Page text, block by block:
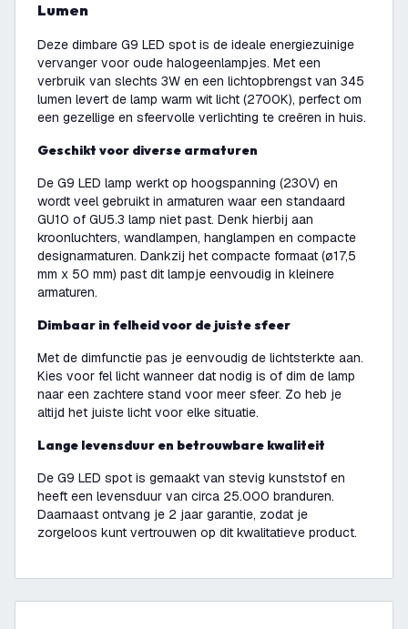
Lumen
Deze dimbare G9 LED spot is de ideale energiezuinige
vervanger voor oude halogeenlampjes. Met een
verbruik van slechts 3W en een lichtopbrengst van 345
lumen levert de lamp warm wit licht (2700K), perfect om
een gezellige en sfeervolle verlichting te creëren in huis.
Geschikt voor diverse armaturen
De G9 LED lamp werkt op hoogspanning (230V) en
wordt veel gebruikt in armaturen waar een standaard
GU10 of GU5.3 lamp niet past. Denk hierbij aan
kroonluchters, wandlampen, hanglampen en compacte
designarmaturen. Dankzij het compacte formaat (ø17,5
mm x 50 mm) past dit lampje eenvoudig in kleinere
armaturen.
Dimbaar in felheid voor de juiste sfeer
Met de dimfunctie pas je eenvoudig de lichtsterkte aan.
Kies voor fel licht wanneer dat nodig is of dim de lamp
naar een zachtere stand voor meer sfeer. Zo heb je
altijd het juiste licht voor elke situatie.
Lange levensduur en betrouwbare kwaliteit
De G9 LED spot is gemaakt van stevig kunststof en
heeft een levensduur van circa 25.000 branduren.
Daarnaast ontvang je 2 jaar garantie, zodat je
zorgeloos kunt vertrouwen op dit kwalitatieve product.